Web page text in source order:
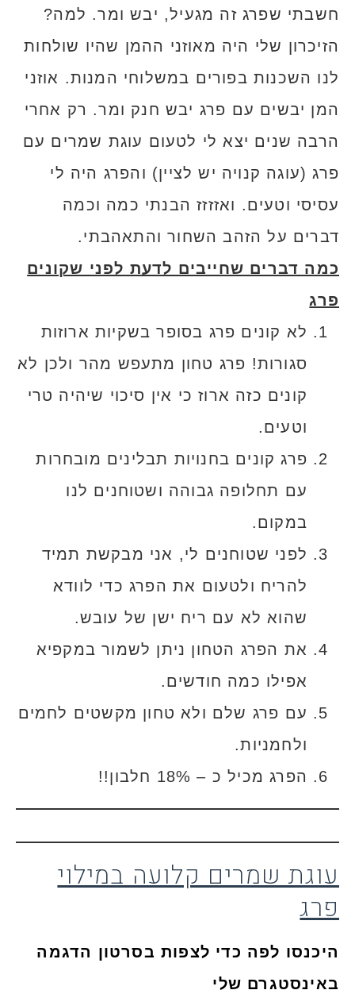
חשבתי שפרג זה מגעיל, יבש ומר. למה?
הזיכרון שלי היה מאוזני ההמן שהיו שולחות
לנו השכנות בפורים במשלוחי המנות. אוזני
המן יבשים עם פרג יבש חנק ומר. רק אחרי
הרבה שנים יצא לי לטעום עוגת שמרים עם
פרג (עוגה קנויה יש לציין) והפרג היה לי
עסיסי וטעים. ואזזזז הבנתי כמה וכמה
דברים על הזהב השחור והתאהבתי.
כמה דברים שחייבים לדעת לפני שקונים
פרג
לא קונים פרג בסופר בשקיות ארוזות
סגורות! פרג טחון מתעפש מהר ולכן לא
קונים כזה ארוז כי אין סיכוי שיהיה טרי
וטעים.
פרג קונים בחנויות תבלינים מובחרות
עם תחלופה גבוהה ושטוחנים לנו
במקום.
לפני שטוחנים לי, אני מבקשת תמיד
להריח ולטעום את הפרג כדי לוודא
שהוא לא עם ריח ישן של עובש.
את הפרג הטחון ניתן לשמור במקפיא
אפילו כמה חודשים.
עם פרג שלם ולא טחון מקשטים לחמים
ולחמניות.
הפרג מכיל כ – 18% חלבון!!
עוגת שמרים קלועה במילוי
פרג
היכנסו לפה כדי לצפות בסרטון הדגמה
באינסטגרם שלי